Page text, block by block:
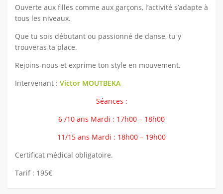
BIEN-ETRE
DANSE
MANUELLES
MUSICALES
SPORTIVES
TECHNIQUES
Le projet éducatif
La Kaz’Ados 11/17 ans
Notre Fonctionnement
Contact
Ouverte aux filles comme aux garçons, l’activité s’adapte à
tous les niveaux.
Que tu sois débutant ou passionné de danse, tu y
trouveras ta place.
Rejoins-nous et exprime ton style en mouvement.
Intervenant : Victor MOUTBEKA
Séances :
6 /10 ans Mardi : 17h00 – 18h00
11/15 ans Mardi : 18h00 – 19h00
Certificat médical obligatoire.
Tarif : 195€